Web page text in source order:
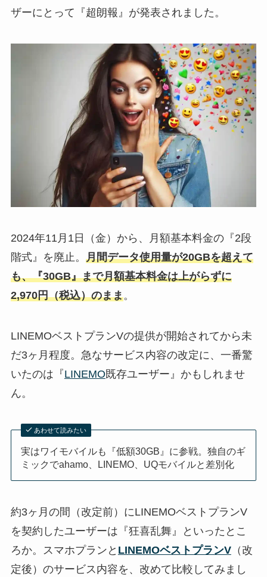
ザーにとって『超朗報』が発表されました。
2024年11月1日（金）から、月額基本料金の『2段
階式』を廃止。 月間データ使用量が20GBを超えて
も、『30GB』まで月額基本料金は上がらずに
2,970円（税込）のまま。
LINEMOベストプランVの提供が開始されてから未
だ3ヶ月程度。急なサービス内容の改定に、一番驚
いたのは『LINEMO既存ユーザー』かもしれませ
ん。
あわせて読みたい
実はワイモバイルも『低額30GB』に参戦。独自のギ
ミックでahamo、LINEMO、UQモバイルと差別化
約3ヶ月の間（改定前）にLINEMOベストプランV
を契約したユーザーは『狂喜乱舞』といったとこ
ろか。スマホプランと LINEMOベストプランV（改
定後）のサービス内容を、改めて比較してみまし